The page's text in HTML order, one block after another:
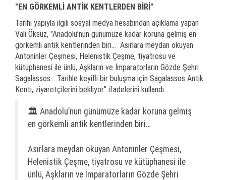
"EN GÖRKEMLİ ANTİK KENTLERDEN BİRİ"
Tarihi yapıyla ilgili sosyal medya hesabından açıklama yapan
Vali Öksüz, "Anadolu’nun günümüze kadar koruna gelmiş en
görkemli antik kentlerinden biri… Asırlara meydan okuyan
Antoninler Çeşmesi, Helenistik Çeşme, tiyatrosu ve
kütüphanesi ile ünlü, Aşkların ve İmparatorların Gözde Şehri
Sagalassos... Tarihle keyifli bir buluşma için Sagalassos Antik
Kenti, ziyaretçilerini bekliyor" ifadelerini kullandı.
🏛️ Anadolu’nun günümüze kadar koruna gelmiş
en görkemli antik kentlerinden biri…
Asırlara meydan okuyan Antoninler Çeşmesi,
Helenistik Çeşme, tiyatrosu ve kütüphanesi ile
ünlü, Aşkların ve İmparatorların Gözde Şehri